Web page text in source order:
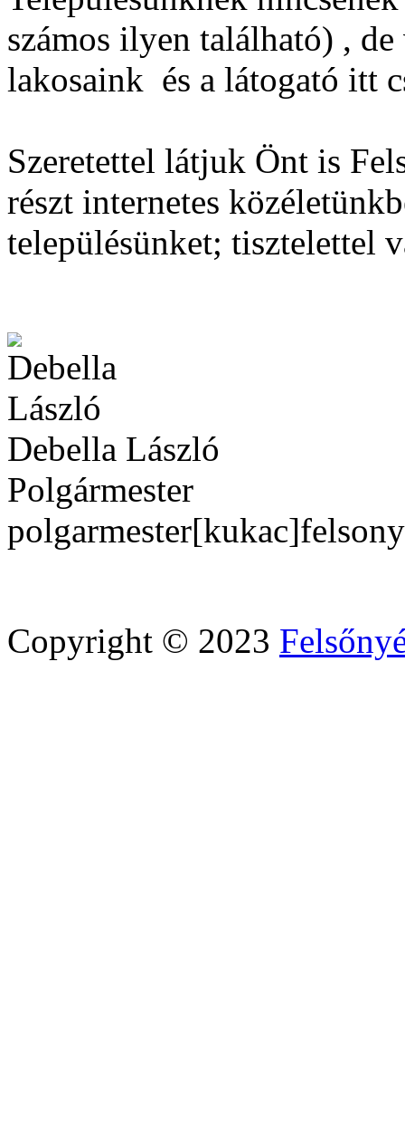
számos ilyen található) ,
lakosaink és a látogató itt
Szeretettel látjuk Önt is
részt internetes
településünket; tisztelettel
Debella László
Polgármester
Copyright © 2023